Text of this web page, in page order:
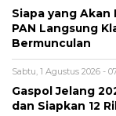
Siapa yang
PAN Langsung
Bermunculan
Sabtu, 1 Agustus 2026 -
Gaspol Jelang
dan Siapkan 12